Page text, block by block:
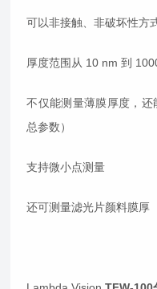
可以非接触、非破坏性方
厚度范围从 10 nm 到
不仅能测量薄膜厚度，
总参数）
支持微小点测量
还可测量滤光片颜料膜厚